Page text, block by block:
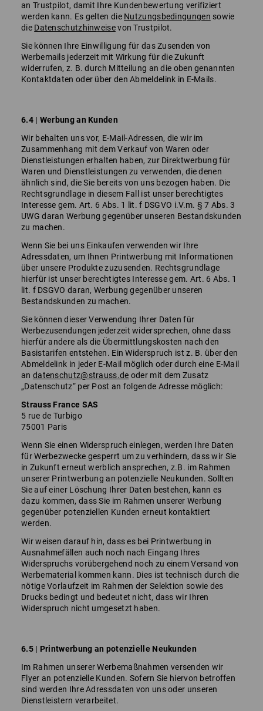
an Trustpilot, damit Ihre Kundenbewertung verifiziert
werden kann. Es gelten die Nutzungsbedingungen sowie
die Datenschutzhinweisevon Trustpilot.
Sie können Ihre Einwilligung für das Zusenden von
Werbemails jederzeit mit Wirkung für die Zukunft
widerrufen, z. B. durch Mitteilung an die oben genannten
Kontaktdaten oder über den Abmeldelink in E-Mails.
6.4 | Werbung an Kunden
Wir behalten uns vor, E-Mail-Adressen, die wir im
Zusammenhang mit dem Verkauf von Waren oder
Dienstleistungen erhalten haben, zur Direktwerbung für
Waren und Dienstleistungen zu verwenden, die denen
ähnlich sind, die Sie bereits von uns bezogen haben. Die
Rechtsgrundlage in diesem Fall ist unser berechtigtes
Interesse gem. Art. 6 Abs. 1 lit. f DSGVO i.V.m. § 7 Abs. 3
UWG daran Werbung gegenüber unseren Bestandskunden
zu machen.
Wenn Sie bei uns Einkaufen verwenden wir Ihre
Adressdaten, um Ihnen Printwerbung mit Informationen
über unsere Produkte zuzusenden. Rechtsgrundlage
hierfür ist unser berechtigtes Interesse gem. Art. 6 Abs. 1
lit. f DSGVO daran, Werbung gegenüber unseren
Bestandskunden zu machen.
Sie können dieser Verwendung Ihrer Daten für
Werbezusendungen jederzeit widersprechen, ohne dass
hierfür andere als die Übermittlungskosten nach den
Basistarifen entstehen. Ein Widerspruch ist z. B. über den
Abmeldelink in jeder E-Mail möglich oder durch eine E-Mail
an datenschutz@strauss.de oder mit dem Zusatz
„Datenschutz“ per Post an folgende Adresse möglich:
Strauss France SAS
5 rue de Turbigo
75001 Paris
Wenn Sie einen Widerspruch einlegen, werden Ihre Daten
für Werbezwecke gesperrt um zu verhindern, dass wir Sie
in Zukunft erneut werblich ansprechen, z.B. im Rahmen
unserer Printwerbung an potenzielle Neukunden. Sollten
Sie auf einer Löschung Ihrer Daten bestehen, kann es
dazu kommen, dass Sie im Rahmen unserer Werbung
gegenüber potenziellen Kunden erneut kontaktiert
werden.
Wir weisen darauf hin, dass es bei Printwerbung in
Ausnahmefällen auch noch nach Eingang Ihres
Widerspruchs vorübergehend noch zu einem Versand von
Werbematerial kommen kann. Dies ist technisch durch die
nötige Vorlaufzeit im Rahmen der Selektion sowie des
Drucks bedingt und bedeutet nicht, dass wir Ihren
Widerspruch nicht umgesetzt haben.
6.5 | Printwerbung an potenzielle Neukunden
Im Rahmen unserer Werbemaßnahmen versenden wir
Flyer an potenzielle Kunden. Sofern Sie hiervon betroffen
sind werden Ihre Adressdaten von uns oder unseren
Dienstleistern verarbeitet.